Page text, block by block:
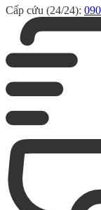
Cấp cứu (24/24):